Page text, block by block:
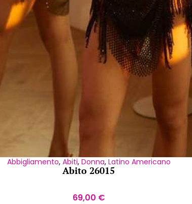
Abbigliamento, Abiti, Donna, Latino Americano
Abito 26015
69,00 €